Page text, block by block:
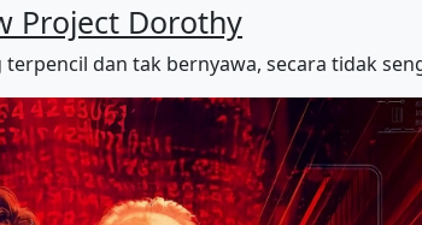
Project Dorothy
dan tak bernyawa, secara tidak